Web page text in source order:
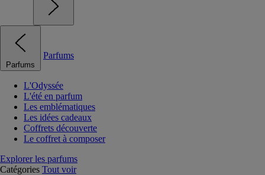
Parfums
Parfums
L'Odyssée
L'été en parfum
Les emblématiques
Les idées cadeaux
Coffrets découverte
Le coffret à composer
Explorer les parfums
Catégories Tout voir